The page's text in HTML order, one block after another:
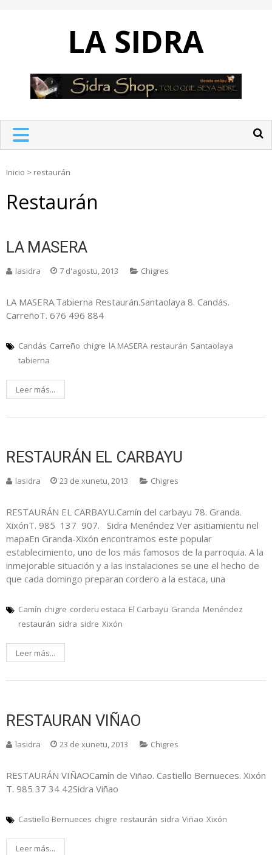
LA SIDRA
Inicio > restaurán
Restaurán
LA MASERA
lasidra 7 d'agostu, 2013 Chigres
LA MASERA.Tabierna Restaurán.Santaolaya 8. Candás.
CarreñoT. 676 496 884
Candás Carreño chigre lA MASERA restaurán Santaolaya
tabierna
Leer más...
RESTAURÁN EL CARBAYU
lasidra 23 de xunetu, 2013 Chigres
RESTAURÁN EL CARBAYU.Camín del carbayu 78. Granda.
XixónT. 985 137 907. Sidra Menéndez Ver asitiamientu nel
mapaEn Granda-Xixón encontramos este popular
establecimiento, uno de los más famosos de la parroquia. A la
inmejorable situación y a las instalaciones se une el hecho de
que cada domingo preparan cordero a la estaca, una
Camín chigre corderu estaca El Carbayu Granda Menéndez
restaurán sidra sidre Xixón
Leer más...
RESTAURAN VIÑAO
lasidra 23 de xunetu, 2013 Chigres
RESTAURÁN VIÑAOCamín de Viñao. Castiello Bernueces. Xixón
T. 985 37 34 42Sidra Viñao
Castiello Bernueces chigre restaurán sidra Viñao Xixón
Leer más...